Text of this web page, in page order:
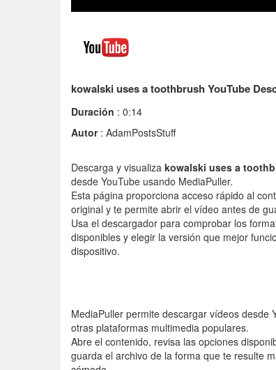
kowalski uses a toothbrush YouTube
Duración : 0:14
Autor: AdamPostsStuff
Descarga y visualiza kowalski uses a
desde YouTube usando MediaPuller.
Esta página proporciona acceso rápido al
original y te permite abrir el vídeo antes de
Usa el descargador para comprobar los
disponibles y elegir la versión que mejor
dispositivo.
MediaPuller permite descargar vídeos desde
otras plataformas multimedia populares.
Abre el contenido, revisa las opciones
guarda el archivo de la forma que te resulte